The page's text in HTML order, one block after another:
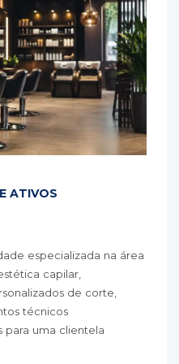
ATIVOS
especializada na área
capilar,
de corte,
técnicos
para uma clientela